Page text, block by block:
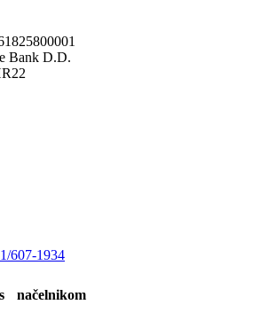
Bank D.D.
607-1934
s načelnikom